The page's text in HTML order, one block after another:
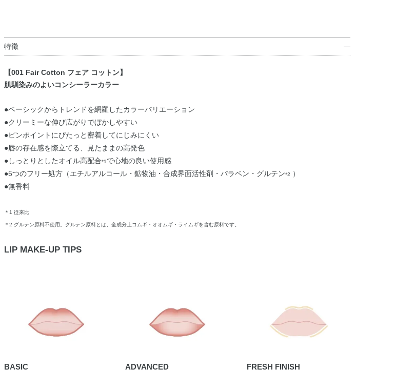
特徴
【001 Fair Cotton フェア コットン】
肌馴染みのよいコンシーラーカラー
●ベーシックからトレンドを網羅したカラーバリエーション
●クリーミーな伸び広がりでぼかしやすい
●ピンポイントにぴたっと密着してにじみにくい
●唇の存在感を際立てる、見たままの高発色
●しっとりとしたオイル高配合*1 で心地の良い使用感
●5つのフリー処方（エチルアルコール・鉱物油・合成界面活性剤・パラベン・グルテン*2
）
●無香料
＊1 従来比
＊2 グルテン原料不使用。グルテン原料とは、全成分上コムギ・オオムギ・ライムギを含む原料です。
LIP MAKE-UP TIPS
BASIC ADVANCED FRESH FINISH